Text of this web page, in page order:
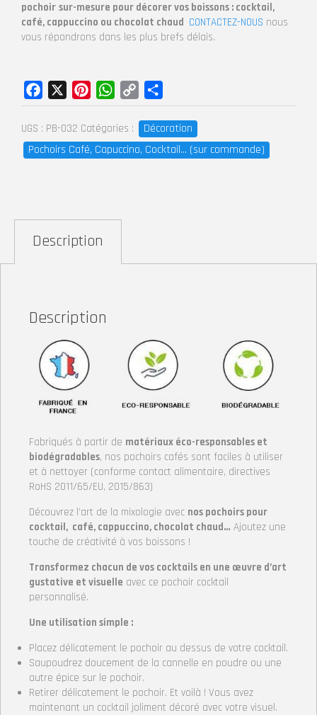
pochoir sur-mesure pour décorer vos boissons : cocktail,
café, cappuccino ou chocolat chaud CONTACTEZ-NOUS nous
vous répondrons dans les plus brefs délais.
UGS : PB-032 Catégories :
Décoration
Pochoirs Café, Capuccino, Cocktail... (sur commande)
Facebook PinterestWhatsApp
Copy
Link
Description
Description
Fabriqués à partir de matériaux éco-responsables et
biodégradables, nos pochoirs cafés sont faciles à utiliser
et à nettoyer (conforme contact alimentaire, directives
RoHS 2011/65/EU, 2015/863)
Découvrez l’art de la mixologie avec nos pochoirs pour
cocktail, café, cappuccino, chocolat chaud… Ajoutez une
touche de créativité à vos boissons !
Transformez chacun de vos cocktails en une œuvre d’art
gustative et visuelle avec ce pochoir cocktail
personnalisé.
Une utilisation simple :
Placez délicatement le pochoir au dessus de votre cocktail.
Saupoudrez doucement de la cannelle en poudre ou une
autre épice sur le pochoir.
Retirer délicatement le pochoir. Et voilà ! Vous avez
maintenant un cocktail joliment décoré avec votre visuel.